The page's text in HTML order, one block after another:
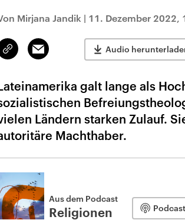
Mirjana Jandik | 11. Dezember 2022,
Link
kopieren/teilen
Email Audio
galt lange als
Ländern starken Zulauf.
Machthaber.
Aus dem Podcast
Religionen